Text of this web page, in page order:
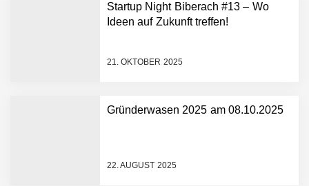
Startup Night Biberach #13 – Wo
Ideen auf Zukunft treffen!
21. OKTOBER 2025
Gründerwasen 2025 am 08.10.2025
22. AUGUST 2025
Dollar bekannt, um den